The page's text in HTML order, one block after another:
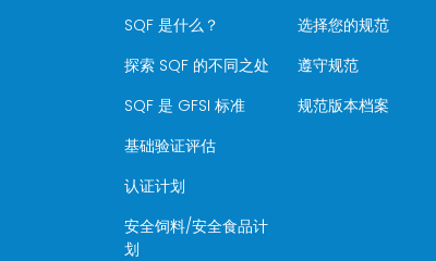
SQF 是什么？
探索 SQF 的不同之处
SQF 是 GFSI 标准
基础验证评估
认证计划
安全饲料/安全食品计
划
选择您的规范
遵守规范
规范版本档案